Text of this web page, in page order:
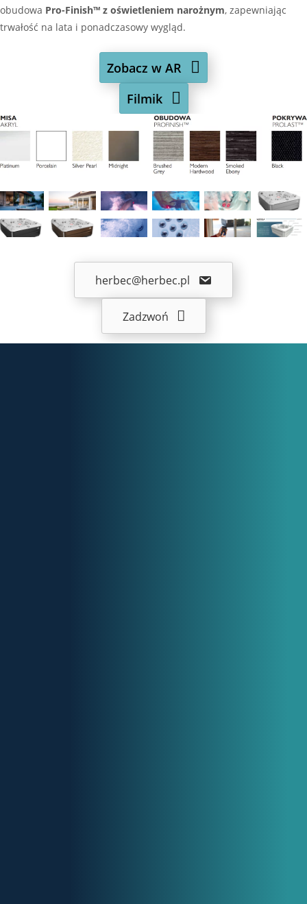
obudowa Pro-Finish™ z oświetleniem narożnym, zapewniając
trwałość na lata i ponadczasowy wygląd.
Zobacz w AR
Filmik
herbec@herbec.pl
Zadzwoń